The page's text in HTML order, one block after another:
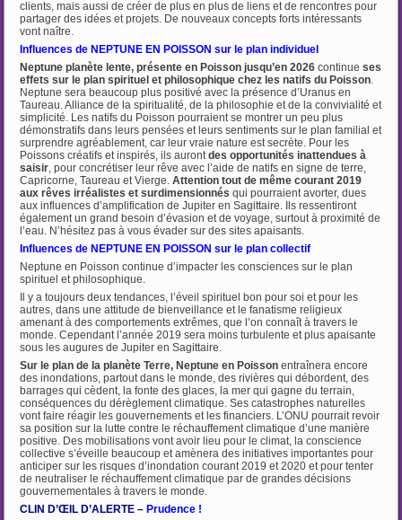
clients, mais aussi de créer de plus en plus de liens et de rencontres pour
partager des idées et projets. De nouveaux concepts forts intéressants
vont naître.
Influences de NEPTUNE EN POISSON sur le plan individuel
Neptune planète lente, présente en Poisson jusqu’en 2026 continueses
effets sur le plan spirituel et philosophique chez les natifs du Poisson.
Neptune sera beaucoup plus positivé avec la présence d’Uranus en
Taureau. Alliance de la spiritualité, de la philosophie et de la convivialité et
simplicité. Les natifs du Poisson pourraient se montrer un peu plus
démonstratifs dans leurs pensées et leurs sentiments sur le plan familial et
surprendre agréablement, car leur vraie nature est secrète. Pour les
Poissons créatifs et inspirés, ils aurontdes opportunités inattendues à
saisir, pour concrétiser leur rêve avec l’aide de natifs en signe de terre,
Capricorne, Taureau et Vierge.Attention tout de même courant 2019
aux rêves irréalistes et surdimensionnés qui pourraient avorter, dues
aux influences d’amplification de Jupiter en Sagittaire. Ils ressentiront
également un grand besoin d’évasion et de voyage, surtout à proximité de
l’eau. N’hésitez pas à vous évader sur des sites apaisants.
Influences de NEPTUNE EN POISSON sur le plan collectif
Neptune en Poisson continue d’impacter les consciences sur le plan
spirituel et philosophique.
Il y a toujours deux tendances, l’éveil spirituel bon pour soi et pour les
autres, dans une attitude de bienveillance et le fanatisme religieux
amenant à des comportements extrêmes, que l’on connaît à travers le
monde. Cependant l’année 2019 sera moins turbulente et plus apaisante
sous les augures de Jupiter en Sagittaire.
Sur le plan de la planète Terre, Neptune en Poisson entraînera encore
des inondations, partout dans le monde, des rivières qui débordent, des
barrages qui cèdent, la fonte des glaces, la mer qui gagne du terrain,
conséquences du dérèglement climatique. Ses catastrophes naturelles
vont faire réagir les gouvernements et les financiers. L’ONU pourrait revoir
sa position sur la lutte contre le réchauffement climatique d’une manière
positive. Des mobilisations vont avoir lieu pour le climat, la conscience
collective s’éveille beaucoup et amènera des initiatives importantes pour
anticiper sur les risques d’inondation courant 2019 et 2020 et pour tenter
de neutraliser le réchauffement climatique par de grandes décisions
gouvernementales à travers le monde.
CLIN D’ŒIL D’ALERTE – Prudence !